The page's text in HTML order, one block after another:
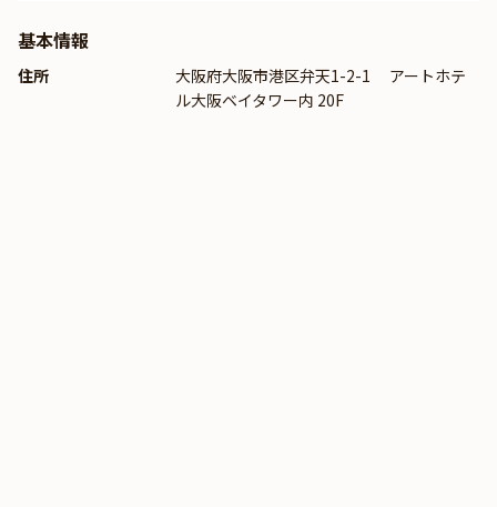
基本情報
住所
大阪府大阪市港区弁天1-2-1 アートホテ
ル大阪ベイタワー内 20F